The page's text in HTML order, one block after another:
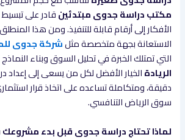
مكتب دراسة جدوى مبتدئينقادر على
الأفكار إلى أرقام قابلة للتنفيذ. ومن هذا
الاستعانة بجهة متخصصة مثلشركة جدوى
التي تمتلك الخبرة في تحليل السوق وبناء النماذج
الريادةالخيار الأفضل لكل من يسعى إلى إعداد
دقيقة، ومتكاملة تساعده على اتخاذ قرار
سوق الرياض التنافسي.
لماذا تحتاج دراسة جدوى قبل بدء مشروعك